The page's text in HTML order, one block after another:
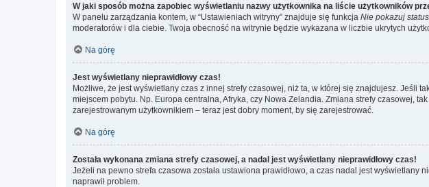
W jaki sposób można zapobiec wyświetlaniu nazwy użytkownika na liście użytkowników
W panelu zarządzania kontem, w “Ustawieniach witryny” znajduje się funkcja Nie pokazuj
moderatorów i dla ciebie. Twoja obecność na witrynie będzie wykazana w liczbie ukrytych
Na górę
Jest wyświetlany nieprawidłowy czas!
Możliwe, że jest wyświetlany czas z innej strefy czasowej, niż ta, w której się znajdujesz. Jeśli
miejscem pobytu. Np. Europa centralna, Afryka, czy Nowa Zelandia. Zmiana strefy czasowej,
zarejestrowanym użytkownikiem – teraz jest dobry moment, by się zarejestrować.
Na górę
Została wykonana zmiana strefy czasowej, a nadal jest wyświetlany nieprawidłowy czas!
Jeżeli na pewno strefa czasowa została ustawiona prawidłowo, a czas nadal jest
naprawił problem.